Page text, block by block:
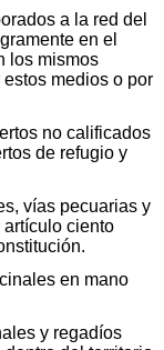
a la red del
en el
los mismos
medios o por
no calificados
de refugio y
vías pecuarias y
ciento
en mano
y regadíos